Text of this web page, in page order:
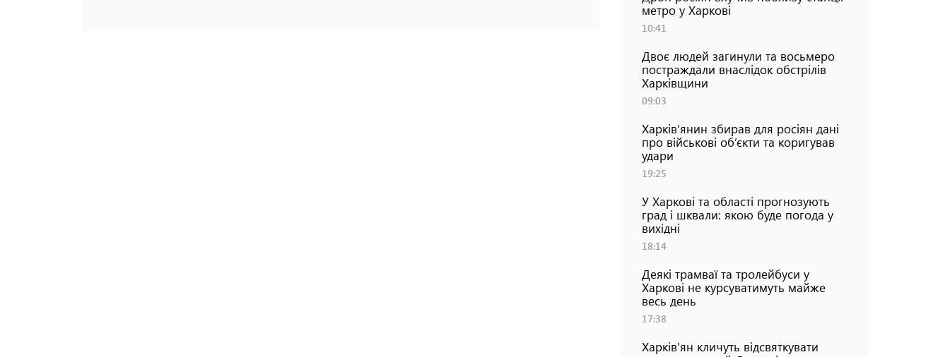
метро у Харкові
10:41
Двоє людей загинули та восьмеро
постраждали внаслідок обстрілів
Харківщини
09:03
Харків’янин збирав для росіян дані
про військові об’єкти та коригував
удари
19:25
У Харкові та області прогнозують
град і шквали: якою буде погода у
вихідні
18:14
Деякі трамваї та тролейбуси у
Харкові не курсуватимуть майже
весь день
17:38
Харків'ян кличуть відсвяткувати